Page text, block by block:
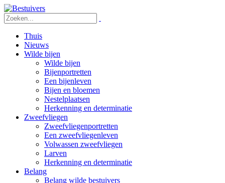
Thuis
Nieuws
Wilde bijen
Wilde bijen
Bijenportretten
Een bijenleven
Bijen en bloemen
Nestelplaatsen
Herkenning en determinatie
Zweefvliegen
Zweefvliegenportretten
Een zweefvliegenleven
Volwassen zweefvliegen
Larven
Herkenning en determinatie
Belang
Belang wilde bestuivers